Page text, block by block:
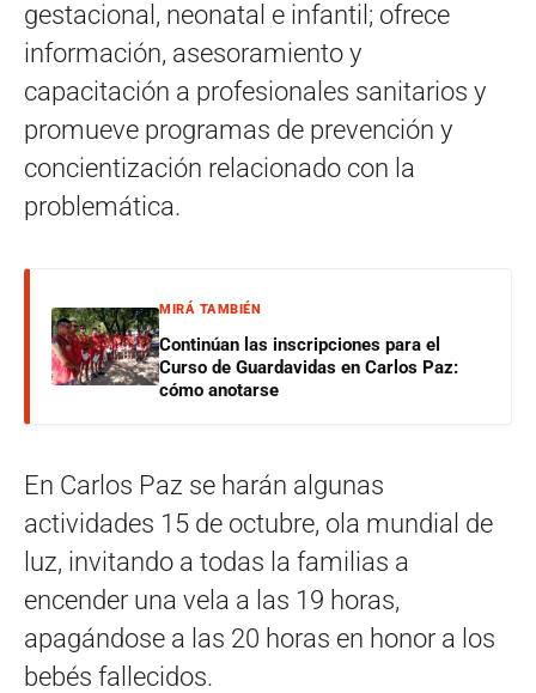
gestacional, neonatal e infantil; ofrece
información, asesoramiento y
capacitación a profesionales sanitarios y
promueve programas de prevención y
concientización relacionado con la
problemática.
MIRÁ TAMBIÉN
Continúan las inscripciones para el
Curso de Guardavidas en Carlos Paz:
cómo anotarse
En Carlos Paz se harán algunas
actividades 15 de octubre, ola mundial de
luz, invitando a todas la familias a
encender una vela a las 19 horas,
apagándose a las 20 horas en honor a los
bebés fallecidos.